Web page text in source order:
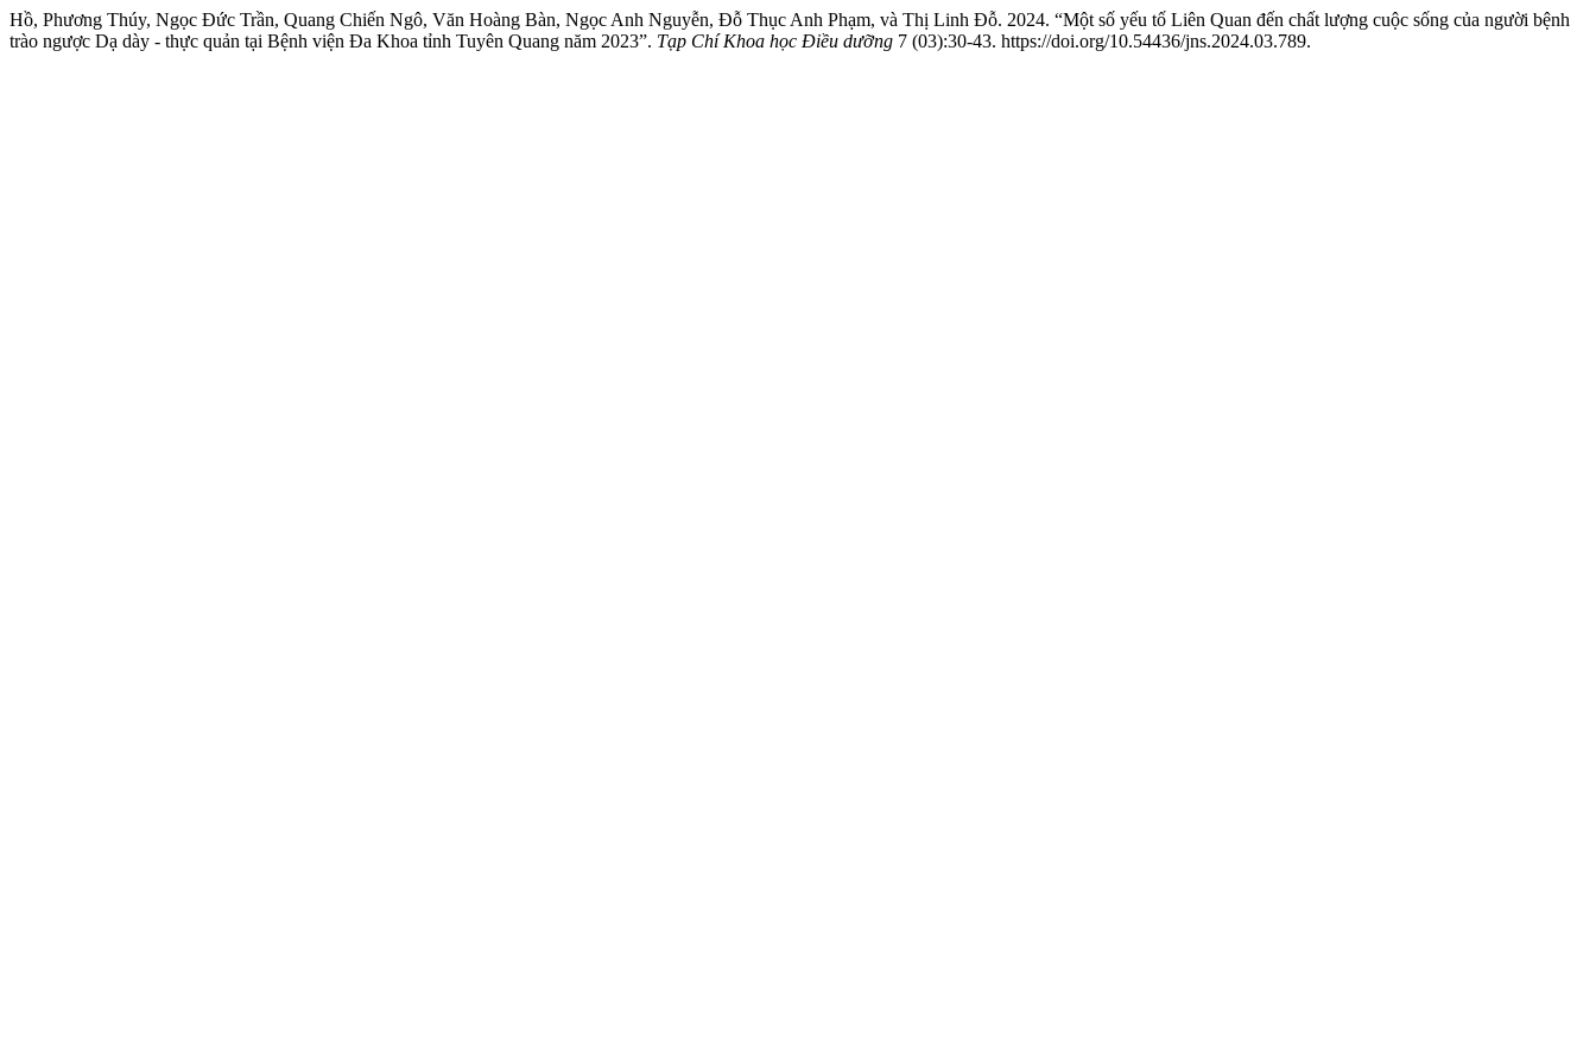
Hồ, Phương Thúy, Ngọc Đức Trần, Quang Chiến Ngô, Văn Hoàng Bàn, Ngọc Anh Nguyễn, Đỗ Thục Anh Phạm, và Thị Linh Đỗ. 2024. “Một số yếu tố Liên Quan đến chất lượng cuộc sống của người bệnh
trào ngược Dạ dày - thực quản tại Bệnh viện Đa Khoa tỉnh Tuyên Quang năm 2023”. Tạp Chí Khoa học Điều dưỡng 7 (03):30-43. https://doi.org/10.54436/jns.2024.03.789.